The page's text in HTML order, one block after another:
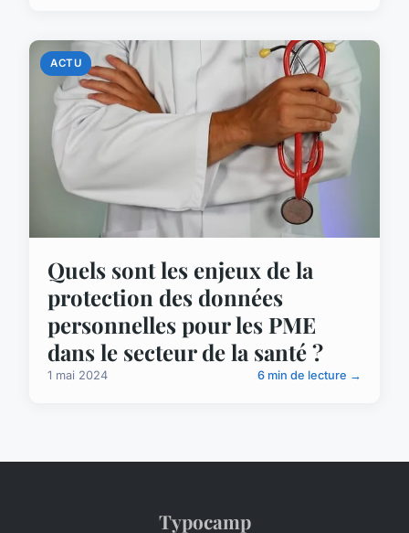
ACTU
Quels sont les enjeux de la
protection des données
personnelles pour les PME
dans le secteur de la santé ?
1 mai 2024 6 min de lecture →
Typocamp